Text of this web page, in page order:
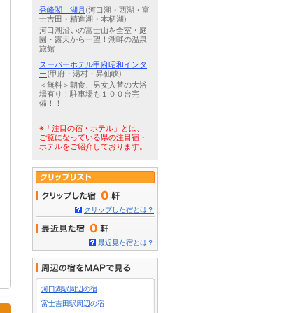
秀峰閣 湖月 (河口湖・西湖・富
士吉田・精進湖・本栖湖)
河口湖沿いの富士山を全室・庭
園・露天から一望！湖畔の温泉
旅館
スーパーホテル甲府昭和インタ
ー(甲府・湯村・昇仙峡)
＜無料＞朝食、男女入替の大浴
場有り！駐車場も１００台完
備！！
※「注目の宿・ホテル」とは、
ご覧になっている県の注目宿・
ホテルをご紹介しております。
0
クリップした宿とは？
0
最近見た宿とは？
河口湖駅周辺の宿
富士吉田駅周辺の宿